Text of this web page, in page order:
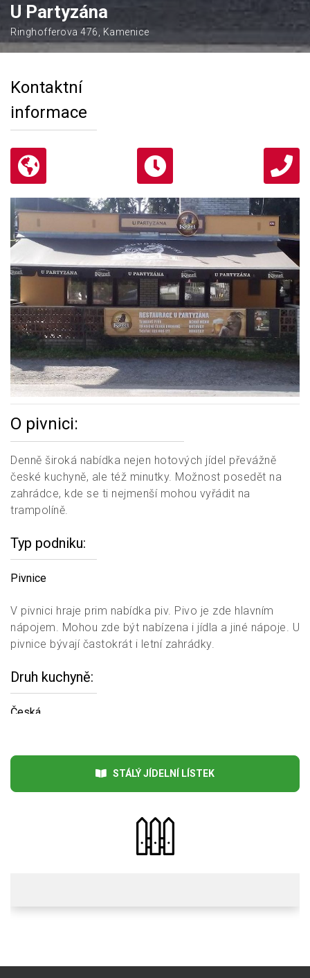
U Partyzána
Ringhofferova 476, Kamenice
Kontaktní
informace
O pivnici:
Denně široká nabídka nejen hotových jídel převážně
české kuchyně, ale též minutky. Možnost posedět na
zahrádce, kde se ti nejmenší mohou vyřádit na
trampolíně.
Typ podniku
Pivnice
V pivnici hraje prim nabídka piv. Pivo je zde hlavním
nápojem. Mohou zde být nabízena i jídla a jiné nápoje. U
pivnice bývají častokrát i letní zahrádky.
Druh kuchyně
Česká
pokrmy a tučným jídlem. Poslední dobou se ale česká
kuchyně pohnula k lepšímu. Začaly se více projevovat
trendy zdravé výživy.
STÁLÝ JÍDELNÍ LÍSTEK